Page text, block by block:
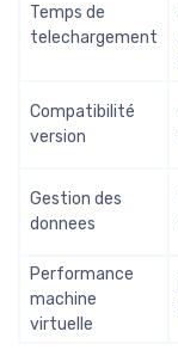
Temps de
telechargement
Compatibilité
version
Gestion des
donnees
Performance
machine
virtuelle